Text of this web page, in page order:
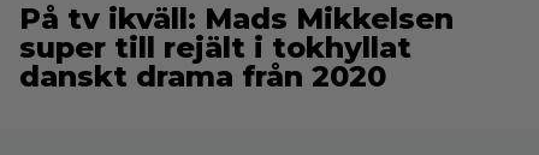
På tv ikväll: Mads Mikkelsen
super till rejält i tokhyllat
danskt drama från 2020